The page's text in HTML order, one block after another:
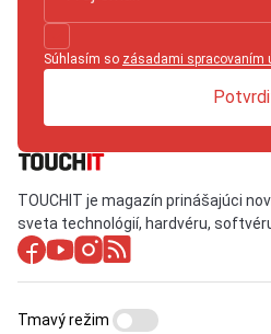
Súhlasím so zásadami spracovaním
TOUCHIT je magazín prinášajúci
sveta technológií, hardvéru,
Tmavý režim